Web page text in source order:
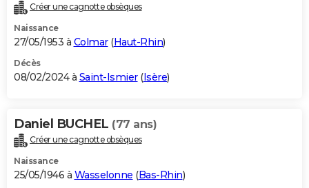
Créer une cagnotte obsèques
Naissance
27/05/1953 à Colmar(Haut-Rhin)
Décès
08/02/2024 à Saint-Ismier(Isère)
Daniel BUCHEL (77 ans)
Créer une cagnotte obsèques
Naissance
25/05/1946 à Wasselonne (Bas-Rhin)